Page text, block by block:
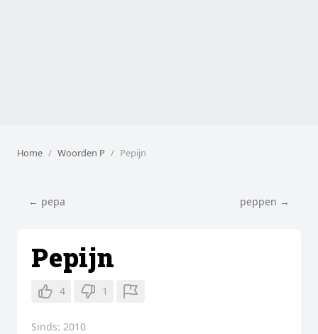
Home Woorden P Pepijn
← pepa peppen →
Pepijn
4 1
Sinds: 2010